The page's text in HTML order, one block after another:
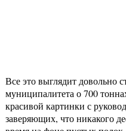
Все это выглядит довольно
муниципалитета о 700
красивой картинки с
заверяющих, что никакого